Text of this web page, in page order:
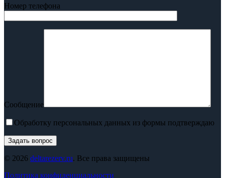
Номер телефона
Сообщение
Обработку персональных данных из формы подтверждаю
© 2026 deltarezerv.ru. Все права защищены
Политика конфиденциальности